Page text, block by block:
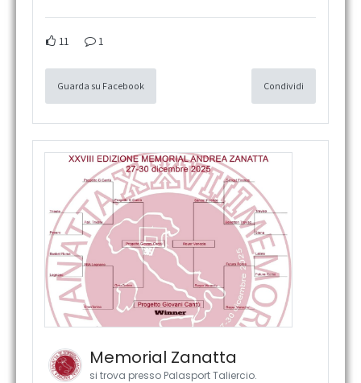
11 1
Guarda su Facebook Condividi
Memorial Zanatta
si trova presso Palasport Taliercio.